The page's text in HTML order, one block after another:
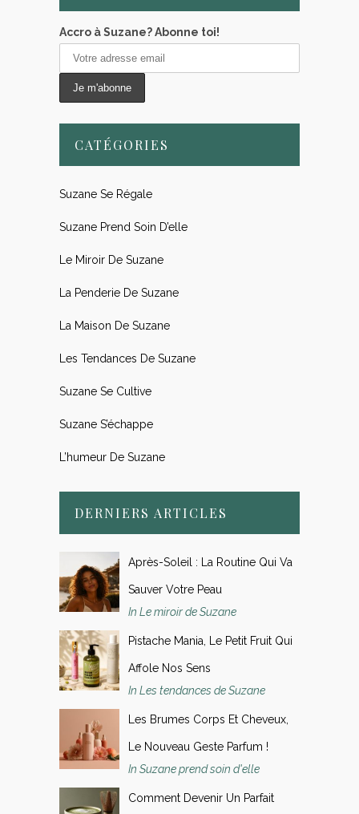
Accro à Suzane? Abonne toi!
CATÉGORIES
Suzane Se Régale
Suzane Prend Soin D’elle
Le Miroir De Suzane
La Penderie De Suzane
La Maison De Suzane
Les Tendances De Suzane
Suzane Se Cultive
Suzane S’échappe
L’humeur De Suzane
DERNIERS ARTICLES
Après-Soleil : La Routine Qui Va
Sauver Votre Peau
In Le miroir de Suzane
Pistache Mania, Le Petit Fruit Qui
Affole Nos Sens
In Les tendances de Suzane
Les Brumes Corps Et Cheveux,
Le Nouveau Geste Parfum !
In Suzane prend soin d'elle
Comment Devenir Un Parfait